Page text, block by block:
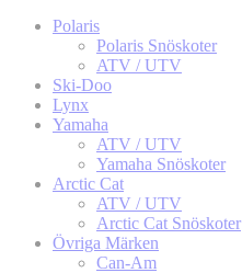
Polaris
Polaris Snöskoter
ATV / UTV
Ski-Doo
Lynx
Yamaha
ATV / UTV
Yamaha Snöskoter
Arctic Cat
ATV / UTV
Arctic Cat Snöskoter
Övriga Märken
Can-Am